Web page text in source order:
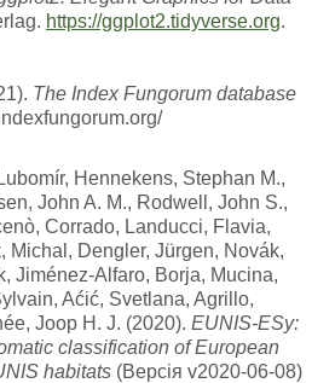
https://ggplot2.tidyverse.org.
The Index Fungorum database
Hennekens, Stephan M.,
John A. M., Rodwell, John S.,
Corrado, Landucci, Flavia,
Michal, Dengler, Jürgen, Novák,
Jiménez-Alfaro, Borja, Mucina,
Aćić, Svetlana, Agrillo,
Joop H. J. (2020). EUNIS-ESy:
classification of European
habitats (Версія v2020-06-08)